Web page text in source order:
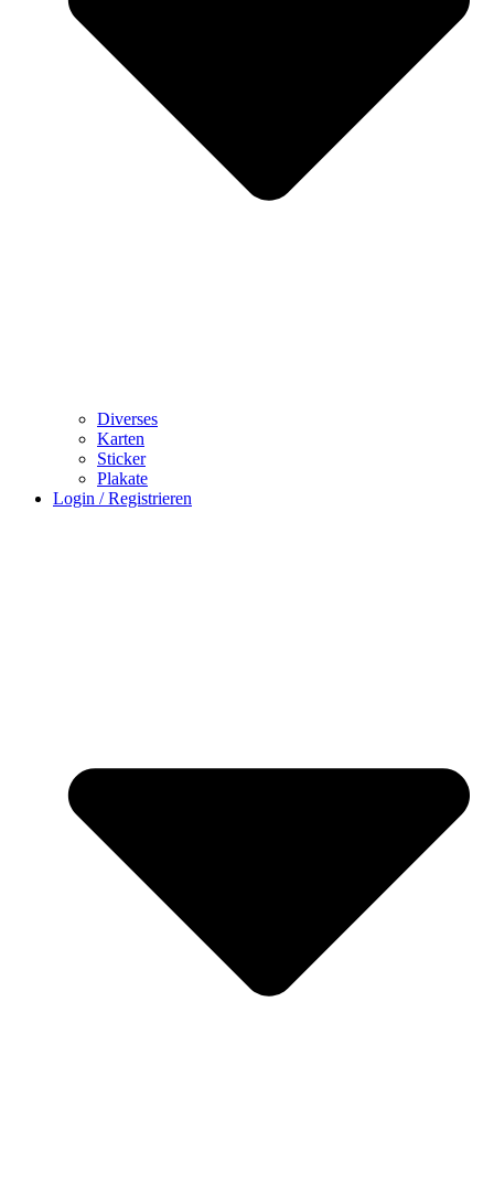
Diverses
Karten
Sticker
Plakate
Login / Registrieren